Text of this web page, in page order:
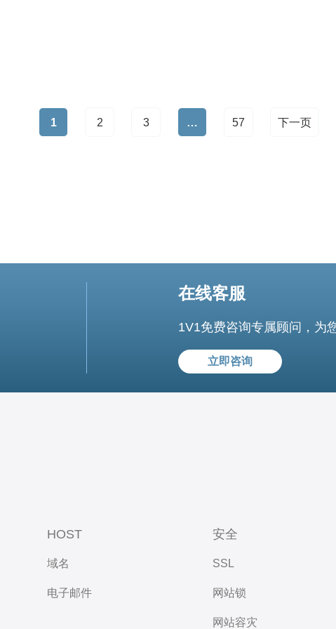
1 2 3 … 57 下一页
在线客服
1V1免费咨询专属顾问，为
立即咨询
HOST
域名
电子邮件
安全
SSL
网站锁
网站容灾